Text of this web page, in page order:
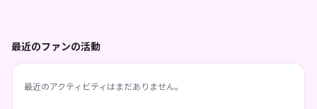
最近のファンの活動
最近のアクティビティはまだありません。